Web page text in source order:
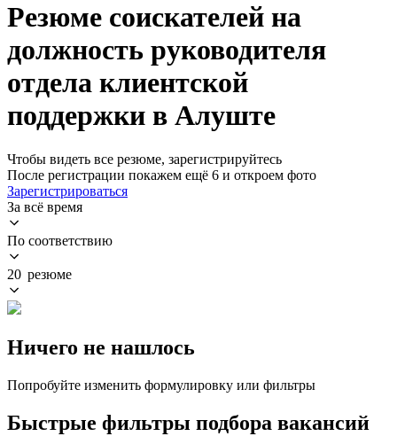
Резюме соискателей на
должность руководителя
отдела клиентской
поддержки в Алуште
Чтобы видеть все резюме, зарегистрируйтесь
После регистрации покажем ещё 6 и откроем фото
Зарегистрироваться
За всё время
По соответствию
20 резюме
Ничего не нашлось
Попробуйте изменить формулировку или фильтры
Быстрые фильтры подбора вакансий